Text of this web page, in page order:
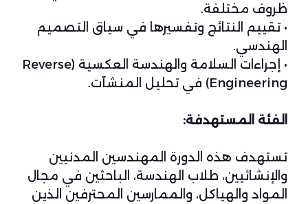
ظروف مختلفة.
• تقييم النتائج وتفسيرها في سياق التصميم
الهندسي.
• إجراءات السلامة والهندسة العكسية (Reverse
Engineering) في تحليل المنشآت.
الفئة المستهدفة:
تستهدف هذه الدورة المهندسين المدنيين
والإنشائيين، طلاب الهندسة، الباحثين في مجال
المواد والهياكل، والممارسين المحترفين الذين